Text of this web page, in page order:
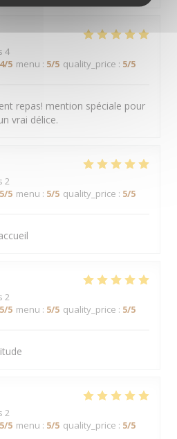
4
4/5 menu : 5/5 quality_price : 5/5
repas! mention spéciale pour
vrai délice.
2
5/5 menu : 5/5 quality_price : 5/5
2
5/5 menu : 5/5 quality_price : 5/5
2
5/5 menu : 5/5 quality_price : 5/5